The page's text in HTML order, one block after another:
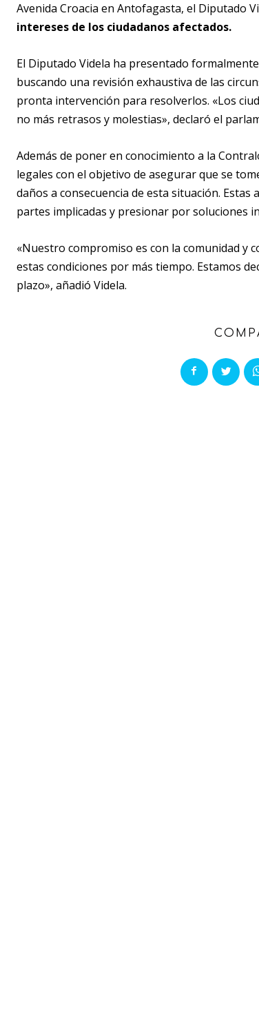
Avenida Croacia en Antofagasta, el Diputado
intereses de los ciudadanos afectados.
El Diputado Videla ha presentado
buscando una revisión exhaustiva de las
pronta intervención para resolverlos. «Los
no más retrasos y molestias», declaró el
Además de poner en conocimiento a la
legales con el objetivo de asegurar que se
daños a consecuencia de esta situación.
partes implicadas y presionar por soluciones
«Nuestro compromiso es con la comunidad y
estas condiciones por más tiempo. Estamos
plazo», añadió Videla.